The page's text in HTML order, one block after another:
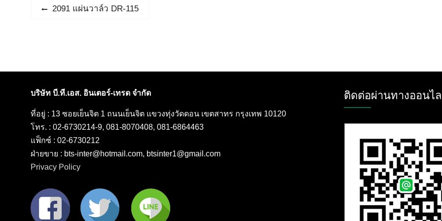
แนะแนว
Previous
2091 แผ่นวาล์ว DR-115
บริษัท บี.ที.เอส. อินเตอร์-เทรด จำกัด
ที่อยู่ : 13 ซอยเย็นจิต 1 ถนนเย็นจิต แขวงทุ่งวัดดอน เขตสาทร กรุงเทพ 10120
โทร. : 02-6730214-9, 081-8070408, 081-6864463
แฟ็กซ์ : 02-6730212
ฝ่ายขาย : bts-inter@hotmail.com, btsinter1@gmail.com
Privacy Policy
ติดต่อผ่านทางออนไ